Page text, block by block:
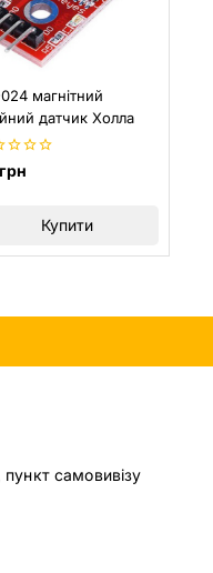
магнітний
датчик Холла
грн
Купити
самовивізу